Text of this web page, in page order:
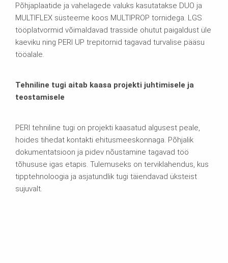
Põhjaplaatide ja vahelagede valuks kasutatakse DUO ja
MULTIFLEX süsteeme koos MULTIPROP tornidega. LGS
tööplatvormid võimaldavad trasside ohutut paigaldust üle
kaeviku ning PERI UP trepitornid tagavad turvalise pääsu
tööalale.
Tehniline tugi aitab kaasa projekti juhtimisele ja
teostamisele
PERI tehniline tugi on projekti kaasatud algusest peale,
hoides tihedat kontakti ehitusmeeskonnaga. Põhjalik
dokumentatsioon ja pidev nõustamine tagavad töö
tõhususe igas etapis. Tulemuseks on terviklahendus, kus
tipptehnoloogia ja asjatundlik tugi täiendavad üksteist
sujuvalt.